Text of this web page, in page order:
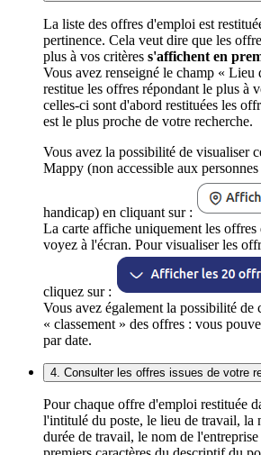
La liste des offres d'emploi est
pertinence. Cela veut dire que les
plus à vos critères s'affichent en
Vous avez renseigné le champ « Lieu
restitue les offres répondant le plus à
celles-ci sont d'abord restituées les
est le plus proche de votre recherche.
Vous avez la possibilité de visualiser
Mappy (non accessible aux
handicap) en cliquant sur :
La carte affiche uniquement les
voyez à l'écran. Pour visualiser les
cliquez sur :
Vous avez également la possibilité de
« classement » des offres : vous
par date.
4. Consulter les offres issues de votre
Pour chaque offre d'emploi restituée
l'intitulé du poste, le lieu de travail, la
durée de travail, le nom de